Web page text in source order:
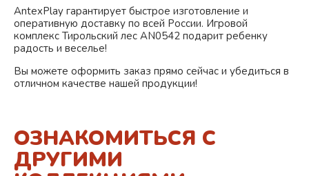
AntexPlay гарантирует быстрое изготовление и
оперативную доставку по всей России. Игровой
комплекс Тирольский лес AN0542 подарит ребенку
радость и веселье!
Вы можете оформить заказ прямо сейчас и убедиться в
отличном качестве нашей продукции!
ОЗНАКОМИТЬСЯ С
ДРУГИМИ